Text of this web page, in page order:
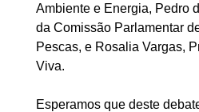
Ambiente e Energia, Pedro
da Comissão Parlamentar
Pescas, e Rosalia Vargas,
Viva.
Esperamos que deste